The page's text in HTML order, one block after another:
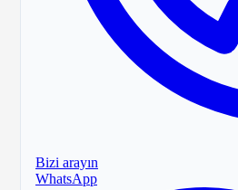
Bizi arayın
WhatsApp